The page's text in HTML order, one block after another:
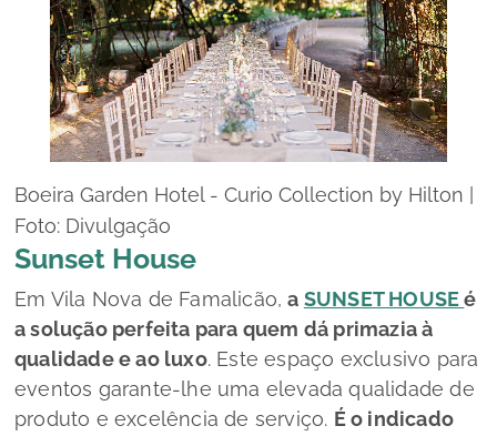
Boeira Garden Hotel - Curio Collection by Hilton |
Foto: Divulgação
Sunset House
Em Vila Nova de Famalicão,a SUNSET HOUSEé
a solução perfeita para quem dá primazia à
qualidade e ao luxo. Este espaço exclusivo para
eventos garante-lhe uma elevada qualidade de
produto e excelência de serviço. É o indicado